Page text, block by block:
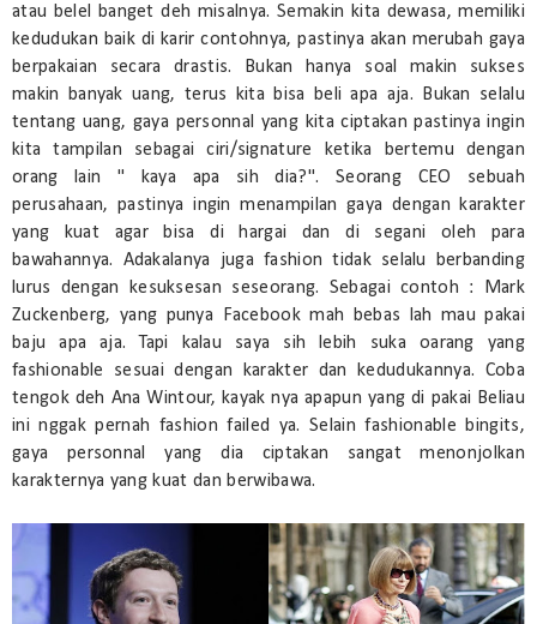
atau belel banget deh misalnya. Semakin kita dewasa, memiliki
kedudukan baik di karir contohnya, pastinya akan merubah gaya
berpakaian secara drastis. Bukan hanya soal makin sukses
makin banyak uang, terus kita bisa beli apa aja. Bukan selalu
tentang uang, gaya personnal yang kita ciptakan pastinya ingin
kita tampilan sebagai ciri/signature ketika bertemu dengan
orang lain " kaya apa sih dia?". Seorang CEO sebuah
perusahaan, pastinya ingin menampilan gaya dengan karakter
yang kuat agar bisa di hargai dan di segani oleh para
bawahannya. Adakalanya juga fashion tidak selalu berbanding
lurus dengan kesuksesan seseorang. Sebagai contoh : Mark
Zuckenberg, yang punya Facebook mah bebas lah mau pakai
baju apa aja. Tapi kalau saya sih lebih suka oarang yang
fashionable sesuai dengan karakter dan kedudukannya. Coba
tengok deh Ana Wintour, kayak nya apapun yang di pakai Beliau
ini nggak pernah fashion failed ya. Selain fashionable bingits,
gaya personnal yang dia ciptakan sangat menonjolkan
karakternya yang kuat dan berwibawa.